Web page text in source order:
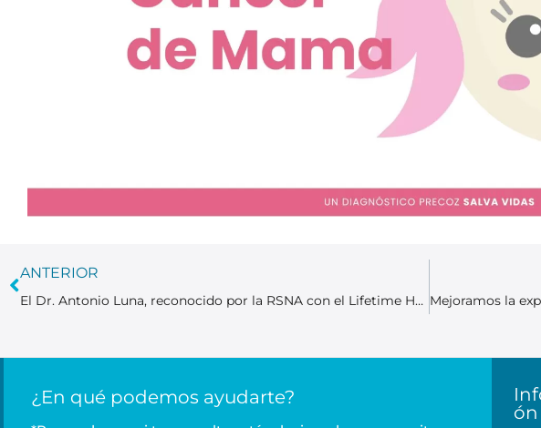
ANTERIOR
El Dr. Antonio Luna, reconocido por la RSNA con el Lifetime Honored Educator Award
¿En qué podemos ayudarte?
ón